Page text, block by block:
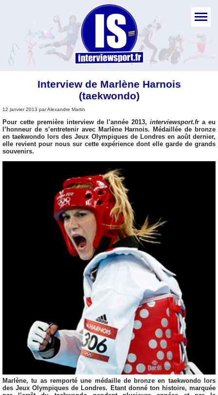
Interview de Marlène Harnois
(taekwondo)
12 janvier 2013 par Alexandre Martin
Pour cette première interview de l’année 2013,interviewsport.fra eu
l’honneur de s’entretenir avec Marlène Harnois. Médaillée de bronze
en taekwondo lors des Jeux Olympiques de Londres en août dernier,
elle revient pour nous sur cette expérience dont elle garde de grands
souvenirs.
Marlène, tu as remporté une médaille de bronze en taekwondo lors
des Jeux Olympiques de Londres. Etant donné ton histoire, marquée